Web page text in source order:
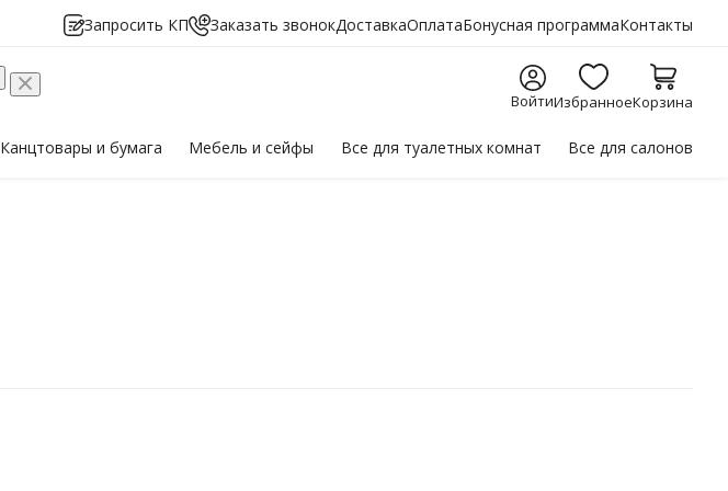
Запросить КП Заказать звонокДоставкаОплатаБонусная программаКонтакты
ВойтиИзбранноеКорзина
Канцтовары и бумага Мебельи сейфы Все для туалетных комнат Все для салонов